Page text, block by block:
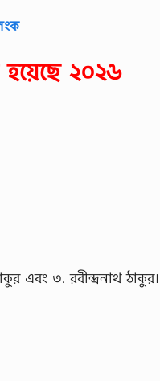
২০২৬
এবং ৩. রবীন্দ্রনাথ ঠাকুর।